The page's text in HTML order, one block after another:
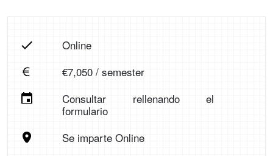
Online
€7,050 / semester
Consultar rellenando el
formulario
Se imparte Online